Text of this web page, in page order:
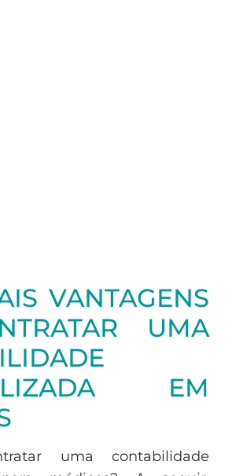
VANTAGENS
UMA
EM
uma contabilidade